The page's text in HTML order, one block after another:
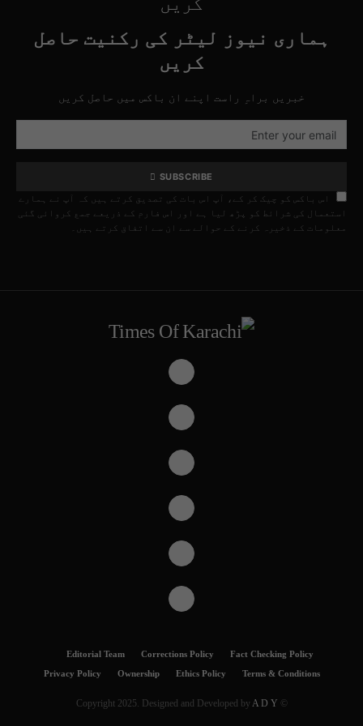
ہماری نیوز لیٹر کی رکنیت حاصل
کریں
خبریں براہِ راست اپنے ان باکس میں حاصل کریں
SUBSCRIBE
اس باکس کو چیک کر کے، آپ اس بات کی تصدیق کرتے ہیں کہ آپ نے ہمارے
استعمال کی شرائط کو پڑھ لیا ہے اور اس فارم کے ذریعے جمع کروائی گئی
معلومات کے ذخیرہ کرنے کے حوالے سے ان سے اتفاق کرتے ہیں۔
Fact Checking Policy
Corrections Policy
Editorial Team
Terms & Conditions
Ethics Policy
Ownership
Privacy Policy
© Copyright 2025. Designed and Developed by
A D Y